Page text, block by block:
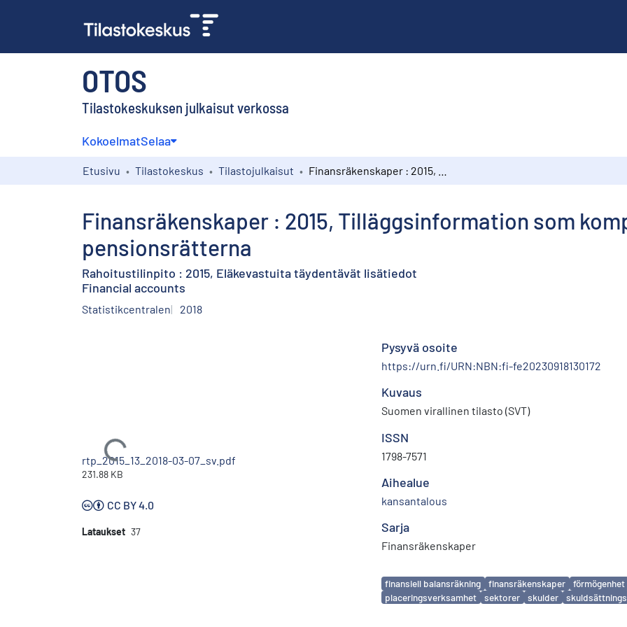
OTOS
Tilastokeskuksen julkaisut verkossa
KokoelmatSelaa
Etusivu Tilastokeskus Tilastojulkaisut
Finansräkenskaper : 2015, Tilläggsinformation som
pensionsrätterna
Rahoitustilinpito : 2015, Eläkevastuita täydentävät lisätiedot
Financial accounts
Statistikcentralen 2018
Ladataan...
rtp_2015_13_2018-03-07_sv.pdf
231.88 KB
CC BY 4.0
Lataukset 37
Pysyvä osoite
https://urn.fi/URN:NBN:fi-fe20230918130172
Kuvaus
Suomen virallinen tilasto (SVT)
ISSN
1798-7571
Aihealue
kansantalous
Sarja
Finansräkenskaper
Avainsanat
finansiell balansräkning finansräkenskaper förmögenhet
placeringsverksamhet
sektorer skulder